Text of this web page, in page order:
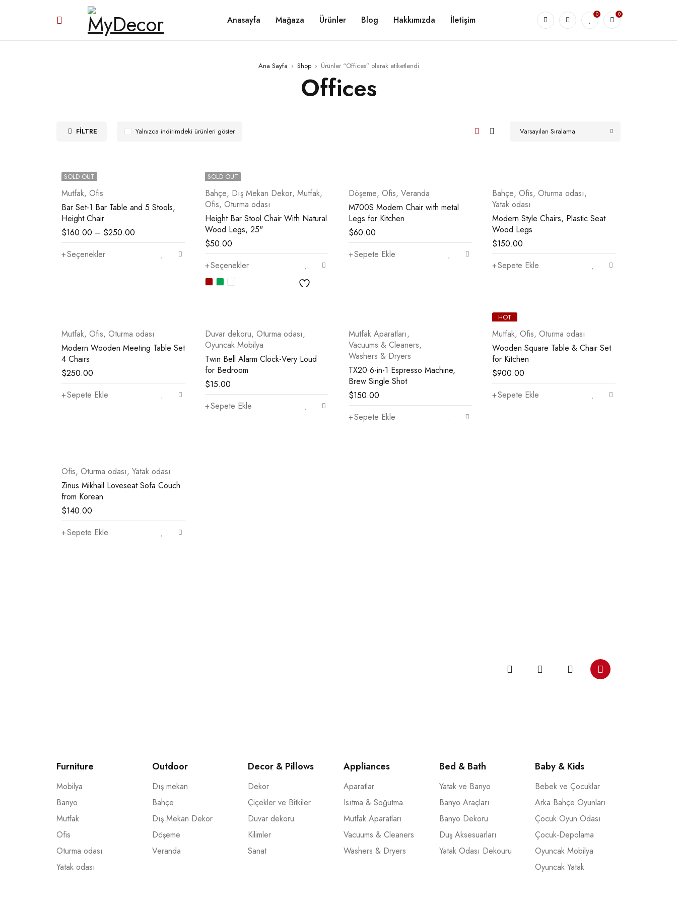
Anasayfa Mağaza Ürünler Blog Hakkımızda İletişim
0 0
Ana Sayfa › Shop › Ürünler “Offices” olarak etiketlendi
Offices
FILTRE Varsayılan Sıralama
Yalnızca indirimdeki ürünleri göster
SOLD OUT
Mutfak, Ofis
Bar Set-1 Bar Table and 5 Stools,
Height Chair
$160.00 – $250.00
Seçenekler
SOLD OUT
Bahçe, Dış Mekan Dekor, Mutfak,
Ofis, Oturma odası
Height Bar Stool Chair With Natural
Wood Legs, 25"
$50.00
Seçenekler
Döşeme, Ofis, Veranda
M700S Modern Chair with metal
Legs for Kitchen
$60.00
Sepete Ekle
Bahçe, Ofis, Oturma odası,
Yatak odası
Modern Style Chairs, Plastic Seat
Wood Legs
$150.00
Sepete Ekle
Mutfak, Ofis, Oturma odası
Modern Wooden Meeting Table Set
4 Chairs
$250.00
Sepete Ekle
Duvar dekoru, Oturma odası,
Oyuncak Mobilya
Twin Bell Alarm Clock-Very Loud
for Bedroom
$15.00
Sepete Ekle
Mutfak Aparatları,
Vacuums & Cleaners,
Washers & Dryers
TX20 6-in-1 Espresso Machine,
Brew Single Shot
$150.00
Sepete Ekle
HOT
Mutfak, Ofis, Oturma odası
Wooden Square Table & Chair Set
for Kitchen
$900.00
Sepete Ekle
Ofis, Oturma odası, Yatak odası
Zinus Mikhail Loveseat Sofa Couch
from Korean
$140.00
Sepete Ekle
Furniture
Mobilya
Banyo
Mutfak
Ofis
Oturma odası
Yatak odası
Outdoor
Dış mekan
Bahçe
Dış Mekan Dekor
Döşeme
Veranda
Decor & Pillows
Dekor
Çiçekler ve Bitkiler
Duvar dekoru
Kilimler
Sanat
Appliances
Aparatlar
Isıtma & Soğutma
Mutfak Aparatları
Vacuums & Cleaners
Washers & Dryers
Bed & Bath
Yatak ve Banyo
Banyo Araçları
Banyo Dekoru
Duş Aksesuarları
Yatak Odası Dekouru
Baby & Kids
Bebek ve Çocuklar
Arka Bahçe Oyunları
Çocuk Oyun Odası
Çocuk-Depolama
Oyuncak Mobilya
Oyuncak Yatak